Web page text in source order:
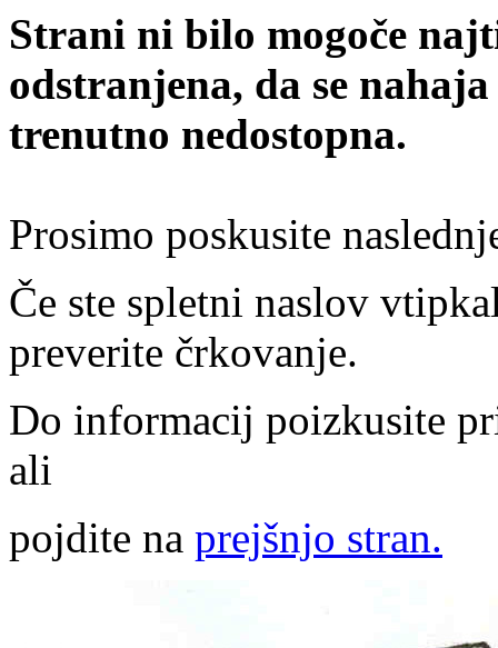
Strani ni bilo mogoče
odstranjena, da se
trenutno nedostopna.
Prosimo poskusite
Če ste spletni naslov
preverite črkovanje.
Do informacij poizkusite
ali
pojdite na prejšnjo stran.